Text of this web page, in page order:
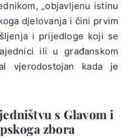
„objavljenu istinu
djelovanja i čini prvim
i prijedloge koji se
ili u građanskom
vjerodostojan kada je
s Glavom i
zbora